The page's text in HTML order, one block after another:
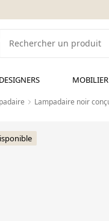
DESIGNERS MOBILIER
Lampadaire noir